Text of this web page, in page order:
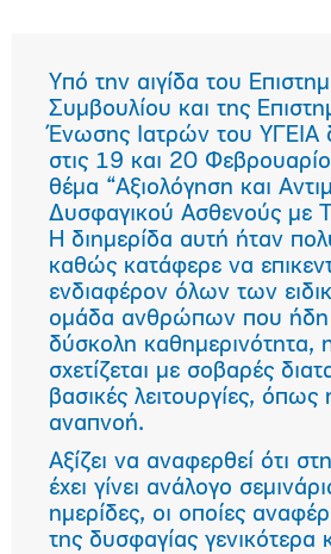
Υπό την αιγίδα του
Συμβουλίου και της
Ένωσης Ιατρών του ΥΓΕΙΑ
στις 19 και 20
θέμα “Αξιολόγηση και
Δυσφαγικού Ασθενούς με
Η διημερίδα αυτή ήταν
καθώς κατάφερε να
ενδιαφέρον όλων των
ομάδα ανθρώπων που ήδη
δύσκολη καθημερινότητα,
σχετίζεται με σοβαρές
βασικές λειτουργίες, όπως
αναπνοή.
Αξίζει να αναφερθεί ότι
έχει γίνει ανάλογο
ημερίδες, οι οποίες
της δυσφαγίας γενικότερα